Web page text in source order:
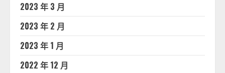
2023 年 3 月
2023 年 2 月
2023 年 1 月
2022 年 12 月